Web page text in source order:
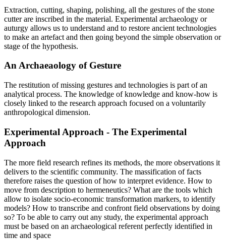
Extraction, cutting, shaping, polishing, all the gestures of the stone
cutter are inscribed in the material. Experimental archaeology or
auturgy allows us to understand and to restore ancient technologies
to make an artefact and then going beyond the simple observation or
stage of the hypothesis.
An Archaeaology of Gesture
The restitution of missing gestures and technologies is part of an
analytical process. The knowledge of knowledge and know-how is
closely linked to the research approach focused on a voluntarily
anthropological dimension.
Experimental Approach - The Experimental
Approach
The more field research refines its methods, the more observations it
delivers to the scientific community. The massification of facts
therefore raises the question of how to interpret evidence. How to
move from description to hermeneutics? What are the tools which
allow to isolate socio-economic transformation markers, to identify
models? How to transcribe and confront field observations by doing
so? To be able to carry out any study, the experimental approach
must be based on an archaeological referent perfectly identified in
time and space